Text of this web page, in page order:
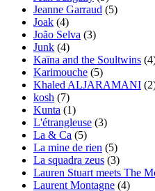
Jeanne Garraud (5)
Joak (4)
João Selva (3)
Junk (4)
Kaïna and the Soultwins
Karimouche (5)
Khaled ALJARAMANI
kosh (7)
Kunta (1)
L'étrangleuse (3)
La & Ca (5)
La mine de rien (5)
La squadra zeus (3)
Lauren Stuart meets The
Laurent Montagne (4)